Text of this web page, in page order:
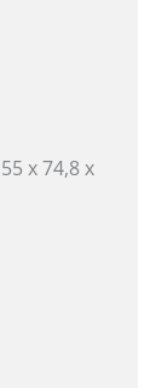
x 74,8 x